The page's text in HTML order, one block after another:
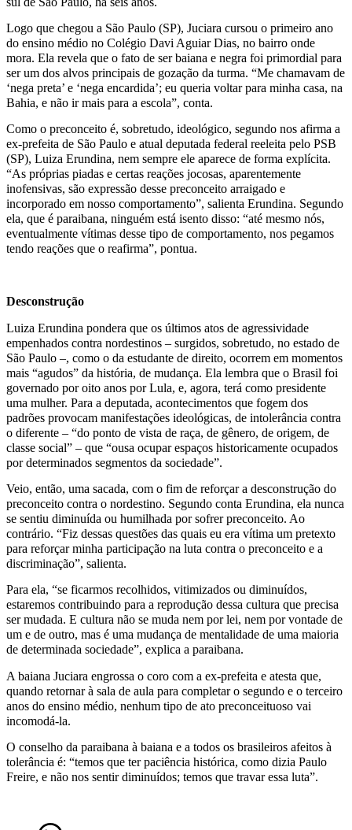
Logo que chegou a São Paulo (SP), Juciara cursou o primeiro ano
do ensino médio no Colégio Davi Aguiar Dias, no bairro onde
mora. Ela revela que o fato de ser baiana e negra foi primordial para
ser um dos alvos principais de gozação da turma. “Me chamavam de
‘nega preta’ e ‘nega encardida’; eu queria voltar para minha casa, na
Bahia, e não ir mais para a escola”, conta.
Como o preconceito é, sobretudo, ideológico, segundo nos afirma a
ex-prefeita de São Paulo e atual deputada federal reeleita pelo PSB
(SP), Luiza Erundina, nem sempre ele aparece de forma explícita.
“As próprias piadas e certas reações jocosas, aparentemente
inofensivas, são expressão desse preconceito arraigado e
incorporado em nosso comportamento”, salienta Erundina. Segundo
ela, que é paraibana, ninguém está isento disso: “até mesmo nós,
eventualmente vítimas desse tipo de comportamento, nos pegamos
tendo reações que o reafirma”, pontua.
Desconstrução
Luiza Erundina pondera que os últimos atos de agressividade
empenhados contra nordestinos – surgidos, sobretudo, no estado de
São Paulo –, como o da estudante de direito, ocorrem em momentos
mais “agudos” da história, de mudança. Ela lembra que o Brasil foi
governado por oito anos por Lula, e, agora, terá como presidente
uma mulher. Para a deputada, acontecimentos que fogem dos
padrões provocam manifestações ideológicas, de intolerância contra
o diferente – “do ponto de vista de raça, de gênero, de origem, de
classe social” – que “ousa ocupar espaços historicamente ocupados
por determinados segmentos da sociedade”.
Veio, então, uma sacada, com o fim de reforçar a desconstrução do
preconceito contra o nordestino. Segundo conta Erundina, ela nunca
se sentiu diminuída ou humilhada por sofrer preconceito. Ao
contrário. “Fiz dessas questões das quais eu era vítima um pretexto
para reforçar minha participação na luta contra o preconceito e a
discriminação”, salienta.
Para ela, “se ficarmos recolhidos, vitimizados ou diminuídos,
estaremos contribuindo para a reprodução dessa cultura que precisa
ser mudada. E cultura não se muda nem por lei, nem por vontade de
um e de outro, mas é uma mudança de mentalidade de uma maioria
de determinada sociedade”, explica a paraibana.
A baiana Juciara engrossa o coro com a ex-prefeita e atesta que,
quando retornar à sala de aula para completar o segundo e o terceiro
anos do ensino médio, nenhum tipo de ato preconceituoso vai
incomodá-la.
O conselho da paraibana à baiana e a todos os brasileiros afeitos à
tolerância é: “temos que ter paciência histórica, como dizia Paulo
Freire, e não nos sentir diminuídos; temos que travar essa luta”.